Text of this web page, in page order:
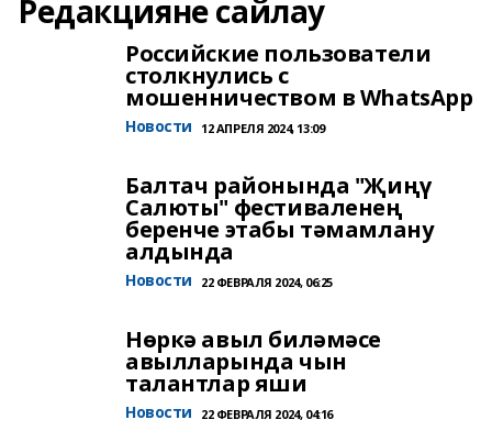
Редакцияне сайлау
Российские пользователи
столкнулись с
мошенничеством в WhatsApp
Новости 12 АПРЕЛЯ 2024, 13:09
Балтач районында "Җиңү
Салюты" фестиваленең
беренче этабы тәмамлану
алдында
Новости 22 ФЕВРАЛЯ 2024, 06:25
Нөркә авыл биләмәсе
авылларында чын
талантлар яши
Новости 22 ФЕВРАЛЯ 2024, 04:16